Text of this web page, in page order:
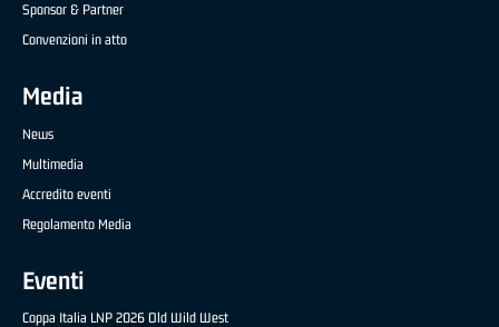
Sponsor & Partner
Convenzioni in atto
Media
News
Multimedia
Accredito eventi
Regolamento Media
Eventi
Coppa Italia LNP 2026 Old Wild West